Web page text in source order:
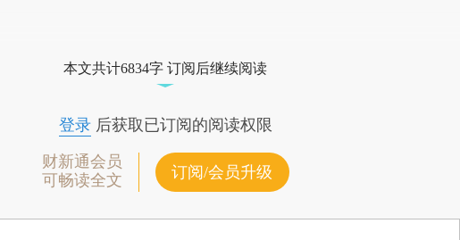
本文共计6834字 订阅后继续阅读
登录后获取已订阅的阅读权限
财新通会员
可畅读全文
订阅/会员升级